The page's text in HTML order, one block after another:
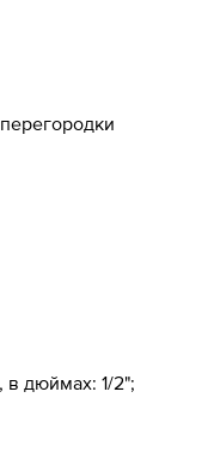
дюймах: 1/2";